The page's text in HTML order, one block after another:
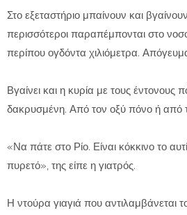
Στο εξεταστήριο μπαίνουν και
περισσότεροι παραπέμπονται στο
περίπου ογδόντα χιλιόμετρα.
Βγαίνει και η κυρία με τους έντονους
δακρυσμένη. Από τον οξύ πόνο ή από
«Να πάτε στο Ρίο. Είναι κόκκινο το
πυρετό», της είπε η γιατρός.
Η ντούρα γιαγιά που αντιλαμβάνεται